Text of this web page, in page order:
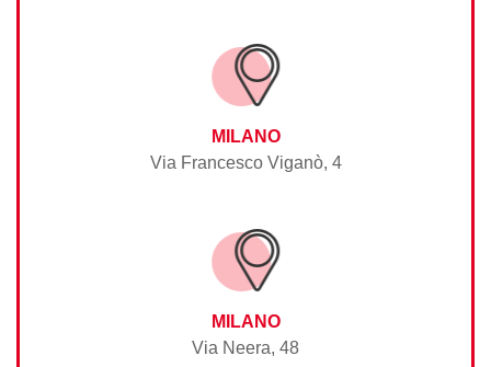
MILANO
Via Francesco Viganò, 4
MILANO
Via Neera, 48